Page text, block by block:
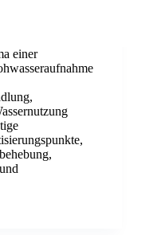
einer